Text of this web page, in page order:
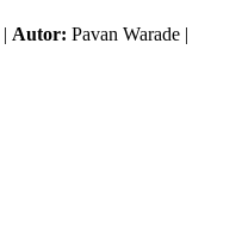
| Autor: Pavan Warade |